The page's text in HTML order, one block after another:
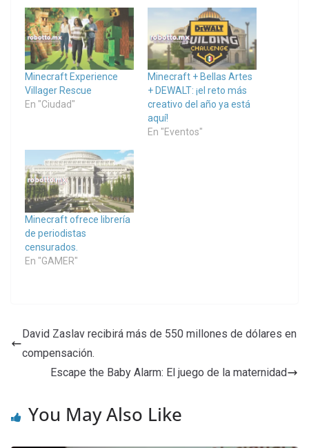
Minecraft Experience
Villager Rescue
En "Ciudad"
Minecraft + Bellas Artes
+ DEWALT: ¡el reto más
creativo del año ya está
aquí!
En "Eventos"
Minecraft ofrece librería
de periodistas
censurados.
En "GAMER"
David Zaslav recibirá más de 550 millones de dólares en
compensación.
Escape the Baby Alarm: El juego de la maternidad
You May Also Like